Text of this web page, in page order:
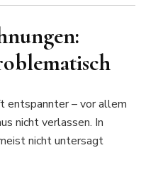
entspannter – vor allem
nicht verlassen. In
nicht untersagt